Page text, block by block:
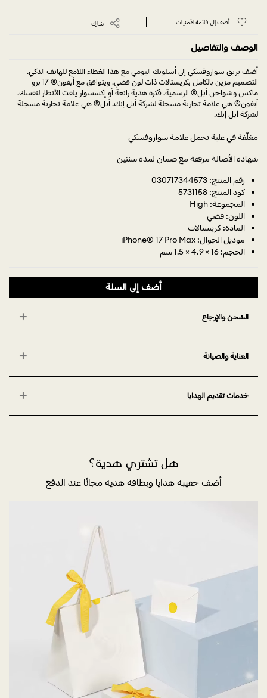
أضف إلى قائمة الأمنيات شارك
الوصف والتفاصيل
أضف بريق سواروفسكي إلى أسلوبك اليومي مع هذا الغطاء اللامع للهاتف الذكي.
التصميم مزين بالكامل بكريستالات ذات لون فضي، ويتوافق مع آيفون® 17 برو
ماكس وشواحن آبل® الرسمية. فكرة هدية رائعة أو إكسسوار يلفت الأنظار لنفسك.
آيفون® هي علامة تجارية مسجلة لشركة آبل إنك. آبل® هي علامة تجارية مسجلة
لشركة آبل إنك.
مغلّفة في علبة تحمل علامة سواروفسكي
شهادة الأصالة مرفقة مع ضمان لمدة سنتين
رقم المنتج: 030717344573
كود المنتج: 5731158
المجموعة: High
اللون: فضي
المادة: كريستالات
موديل الجوال: iPhone® 17 Pro Max
الحجم: 16 × 4.9 × 1.5 سم
أضف إلى السلة
الشحن والإرجاع
العناية والصيانة
خدمات تقديم الهدايا
هل تشتري هدية؟
أضف حقيبة هدايا وبطاقة هدية مجانًا عند الدفع